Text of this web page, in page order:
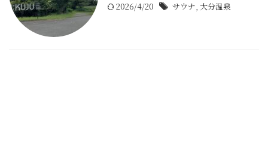
2026/4/20 サウナ, 大分温泉